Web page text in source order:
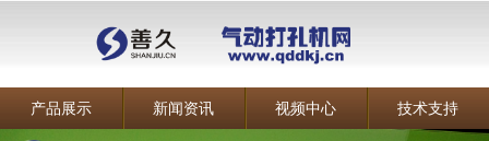
产品展示 新闻资讯 视频中心 技术支持